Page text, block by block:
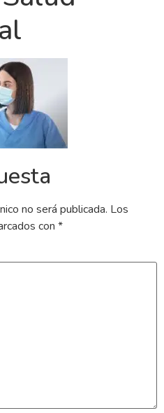
no será publicada. Los
con *